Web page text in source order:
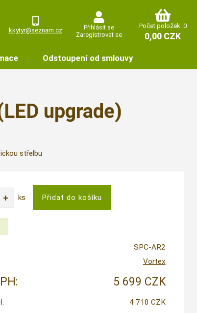
kkytyr@seznam.cz
Přihlásit se
Zaregistrovat se
Počet položek: 0
0,00 CZK
Odstoupení od smlouvy
upgrade)
střelbu
ks
SPC-AR2
Vortex
5 699 CZK
4 710 CZK